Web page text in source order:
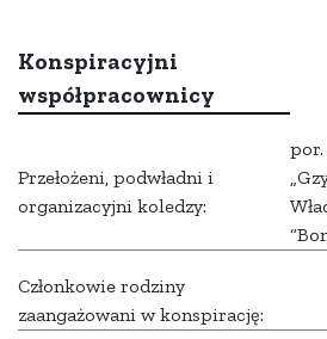
Konspiracyjni
współpracownicy
Przełożeni, podwładni i
organizacyjni koledzy:
Członkowie rodziny
zaangażowani w konspirację: